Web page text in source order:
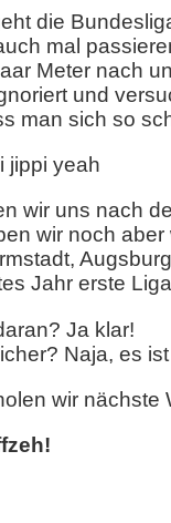
die
mal
Meter nach
und
man sich so
jippi yeah
wir uns nach
wir noch
Jahr erste
Ja klar!
Naja, es
wir nächste